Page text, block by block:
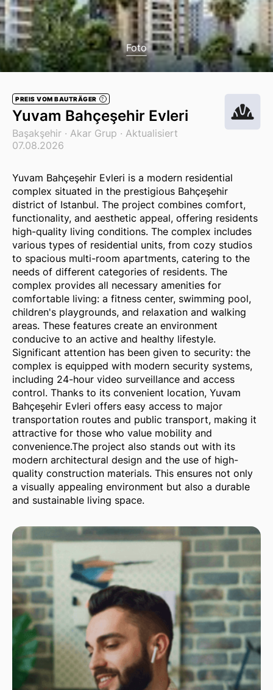
Foto
PREIS VOM BAUTRÄGER ?
Yuvam Bahçeşehir Evleri
Başakşehir · Akar Grup · Aktualisiert
07.08.2026
Yuvam Bahçeşehir Evleri is a modern residential
complex situated in the prestigious Bahçeşehir
district of Istanbul. The project combines comfort,
functionality, and aesthetic appeal, offering residents
high-quality living conditions. The complex includes
various types of residential units, from cozy studios
to spacious multi-room apartments, catering to the
needs of different categories of residents. The
complex provides all necessary amenities for
comfortable living: a fitness center, swimming pool,
children's playgrounds, and relaxation and walking
areas. These features create an environment
conducive to an active and healthy lifestyle.
Significant attention has been given to security: the
complex is equipped with modern security systems,
including 24-hour video surveillance and access
control. Thanks to its convenient location, Yuvam
Bahçeşehir Evleri offers easy access to major
transportation routes and public transport, making it
attractive for those who value mobility and
convenience.The project also stands out with its
modern architectural design and the use of high-
quality construction materials. This ensures not only
a visually appealing environment but also a durable
and sustainable living space.